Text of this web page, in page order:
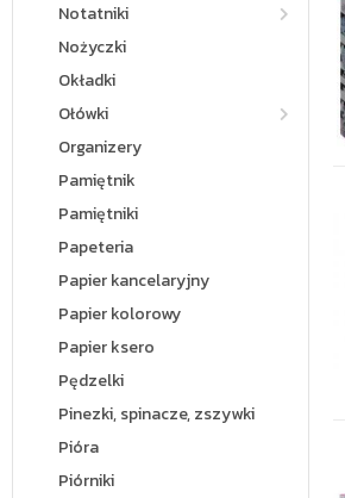
Notatniki
Nożyczki
Okładki
Ołówki
Organizery
Pamiętnik
Pamiętniki
Papeteria
Papier kancelaryjny
Papier kolorowy
Papier ksero
Pędzelki
Pinezki, spinacze, zszywki
Pióra
Piórniki